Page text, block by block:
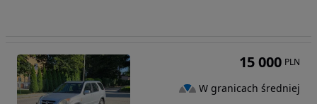
15 000 PLN
W granicach średniej